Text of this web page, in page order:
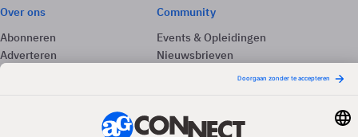
Over ons
Abonneren
Adverteren
Community
Events & Opleidingen
Nieuwsbrieven